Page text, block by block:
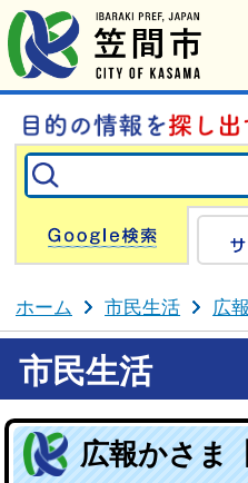
ホーム 市民生活 広
市民生活
広報かさま